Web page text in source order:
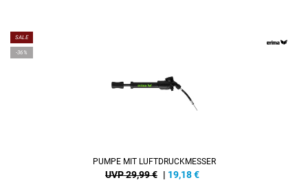
SALE
-36%
PUMPE MIT LUFTDRUCKMESSER
UVP 29,99 € | 19,18€